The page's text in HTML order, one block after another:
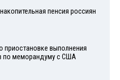
пенсия россиян
приостановке выполнения
по меморандуму с США